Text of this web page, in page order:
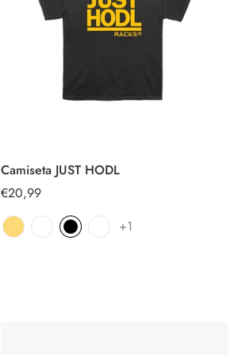
SELECCIONAR
Camiseta JUST HODL
Precio
regular
€20,99
+1